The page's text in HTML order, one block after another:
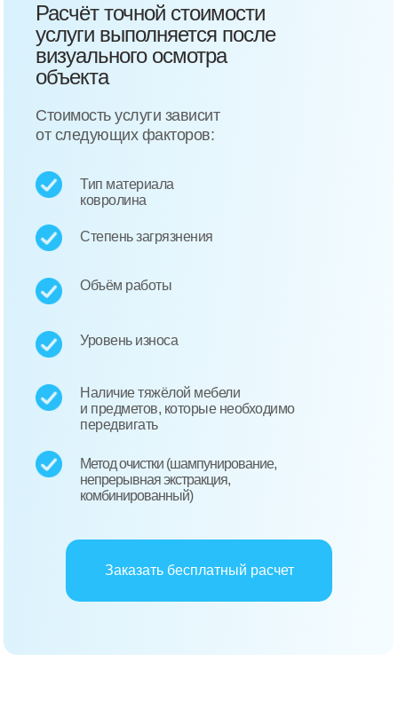
Расчёт точной стоимости
услуги выполняется после
визуального осмотра
объекта
Стоимость услуги зависит
от следующих факторов:
Тип материала
ковролина
Степень загрязнения
Объём работы
Уровень износа
Заказать бесплатный расчет
Наличие тяжёлой мебели
и предметов, которые необходимо
передвигать
Метод очистки (шампунирование,
непрерывная экстракция,
комбинированный)